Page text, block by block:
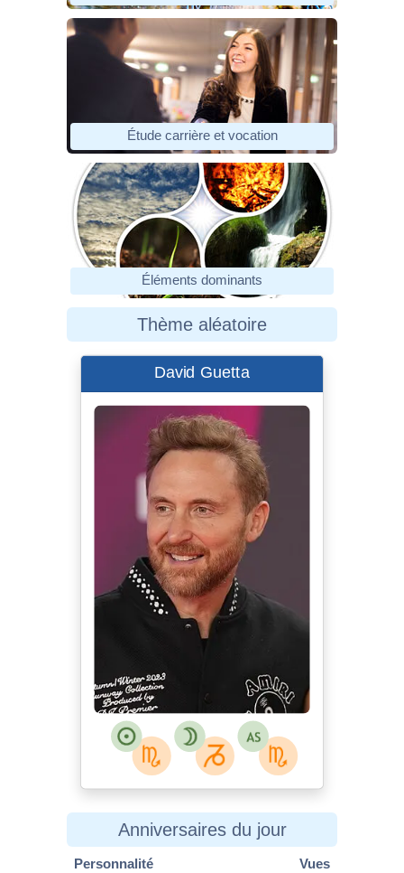
Étude carrière et vocation
Éléments dominants
Thème aléatoire
David Guetta
Anniversaires du jour
Personnalité Vues